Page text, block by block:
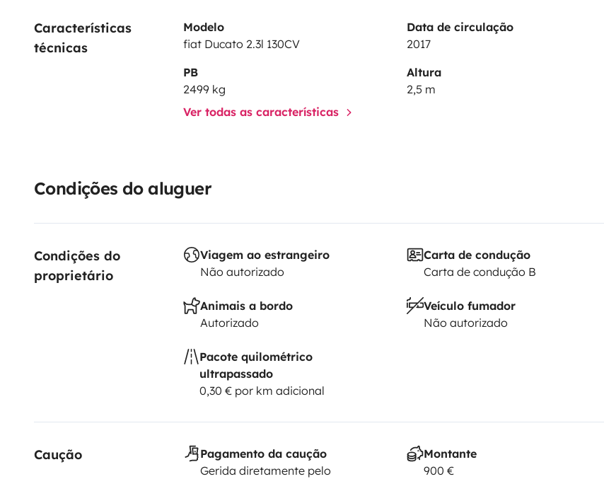
Características
técnicas
Modelo
fiat Ducato 2.3l 130CV
Data de circulação
2017
PB
2499 kg
Altura
2,5 m
Ver todas as características
Condições do aluguer
Condições do
proprietário
Viagem ao estrangeiro
Não autorizado
Carta de condução
Carta de condução B
Animais a bordo
Autorizado
Veículo fumador
Não autorizado
Pacote quilométrico
ultrapassado
0,30 € por km adicional
Caução
Pagamento da caução
Gerida diretamente pelo
Montante
900 €